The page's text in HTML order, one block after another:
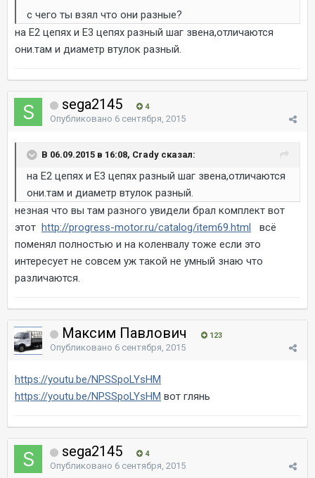
с чего ты взял что они разные?
на Е2 цепях и Е3 цепях разный шаг звена,отличаются
они.там и диаметр втулок разный.
sega2145 4
Опубликовано 6 сентября, 2015
В 06.09.2015 в 16:08, Crady сказал:
на Е2 цепях и Е3 цепях разный шаг звена,отличаются
они.там и диаметр втулок разный.
незная что вы там разного увидели брал комплект вот
этот http://progress-motor.ru/catalog/item69.html всё
поменял полностью и на коленвалу тоже если это
интересует не совсем уж такой не умный знаю что
различаются.
Максим Павлович 123
Опубликовано 6 сентября, 2015
https://youtu.be/NPSSpoLYsHM
https://youtu.be/NPSSpoLYsHM вот глянь
sega2145 4
Опубликовано 6 сентября, 2015